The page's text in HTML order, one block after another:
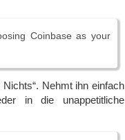
Coinbase as your
Nehmt ihn einfach
in die unappetitliche